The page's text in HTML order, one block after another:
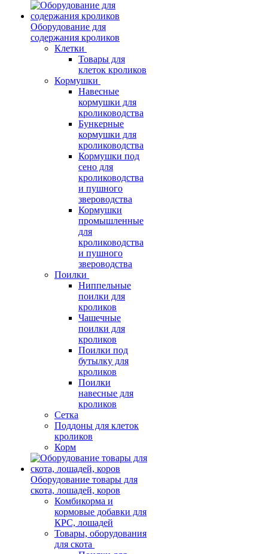
Оборудование для
содержания кроликов
Клетки
Товары для
клеток кроликов
Кормушки
Навесные
кормушки для
кролиководства
Бункерные
кормушки для
кролиководства
Кормушки под
сено для
кролиководства
и пушного
звероводства
Кормушки
промышленные
для
кролиководства
и пушного
звероводства
Поилки
Ниппельные
поилки для
кроликов
Чашечные
поилки для
кроликов
Поилки под
бутылку для
кроликов
Поилки
навесные для
кроликов
Сетка
Поддоны для клеток
кроликов
Корм
Оборудование товары для
скота, лошадей, коров
Комбикорма и
кормовые добавки для
КРС, лошадей
Товары, оборудования
для скота